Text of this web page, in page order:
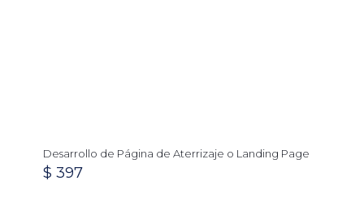
Desarrollo de Página de Aterrizaje o Landing Page
$ 397